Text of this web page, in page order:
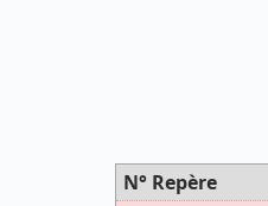
N° Repère